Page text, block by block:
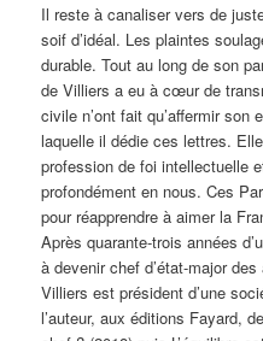
Il reste à canaliser vers de
soif d’idéal. Les plaintes
durable. Tout au long de son
de Villiers a eu à cœur de
civile n’ont fait qu’affermir son
laquelle il dédie ces lettres.
profession de foi intellectuelle
profondément en nous. Ces
pour réapprendre à aimer la
Après quarante-trois années
à devenir chef d’état-major
Villiers est président d’une
l’auteur, aux éditions Fayard,